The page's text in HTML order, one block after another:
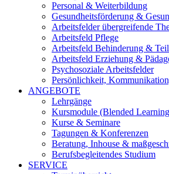
Personal & Weiterbildung
Gesundheitsförderung &
Arbeitsfelder übergreifende
Arbeitsfeld Pflege
Arbeitsfeld Behinderung &
Arbeitsfeld Erziehung &
Psychosoziale Arbeitsfelder
Persönlichkeit,
ANGEBOTE
Lehrgänge
Kursmodule (Blended
Kurse & Seminare
Tagungen & Konferenzen
Beratung, Inhouse &
Berufsbegleitendes Studium
SERVICE